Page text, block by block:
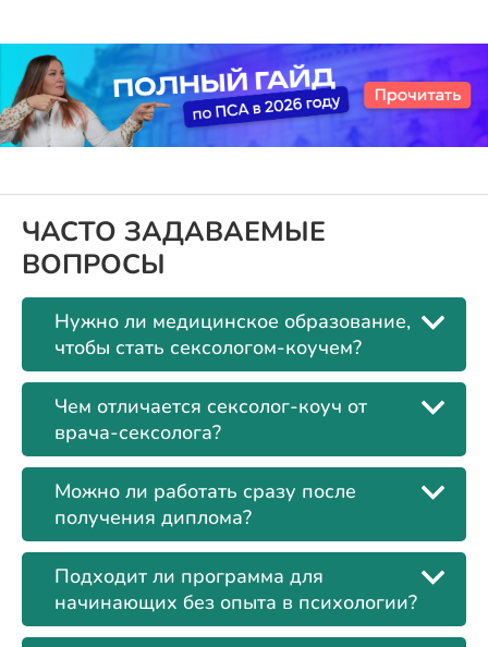
ЧАСТО ЗАДАВАЕМЫЕ
ВОПРОСЫ
Нужно ли медицинское образование,
чтобы стать сексологом-коучем?
Чем отличается сексолог-коуч от
врача-сексолога?
Можно ли работать сразу после
получения диплома?
Подходит ли программа для
начинающих без опыта в психологии?